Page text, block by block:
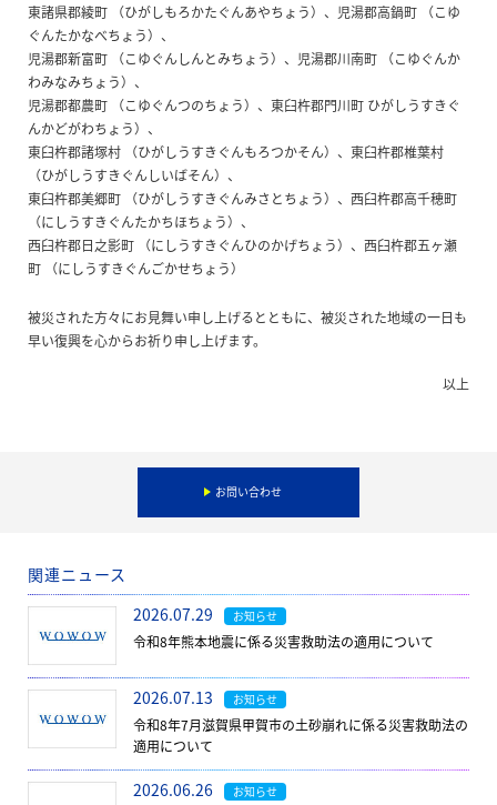
東諸県郡綾町 （ひがしもろかたぐんあやちょう）、児湯郡高鍋町 （こゆ
ぐんたかなべちょう）、
児湯郡新富町 （こゆぐんしんとみちょう）、児湯郡川南町 （こゆぐんか
わみなみちょう）、
児湯郡都農町 （こゆぐんつのちょう）、東臼杵郡門川町 ひがしうすきぐ
んかどがわちょう）、
東臼杵郡諸塚村 （ひがしうすきぐんもろつかそん）、東臼杵郡椎葉村
（ひがしうすきぐんしいばそん）、
東臼杵郡美郷町 （ひがしうすきぐんみさとちょう）、西臼杵郡高千穂町
（にしうすきぐんたかちほちょう）、
西臼杵郡日之影町 （にしうすきぐんひのかげちょう）、西臼杵郡五ヶ瀬
町 （にしうすきぐんごかせちょう）
被災された方々にお見舞い申し上げるとともに、被災された地域の一日も
早い復興を心からお祈り申し上げます。
以上
お問い合わせ
関連ニュース
2026.07.29
お知らせ
令和8年熊本地震に係る災害救助法の適用について
2026.07.13 お知らせ
令和8年7月滋賀県甲賀市の土砂崩れに係る災害救助法の
適用について
2026.06.26 お知らせ